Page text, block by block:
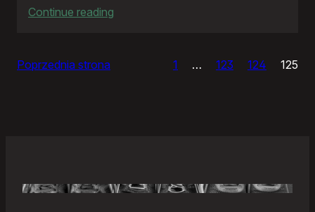
Continue reading
Poprzednia strona 1 … 123 124 125